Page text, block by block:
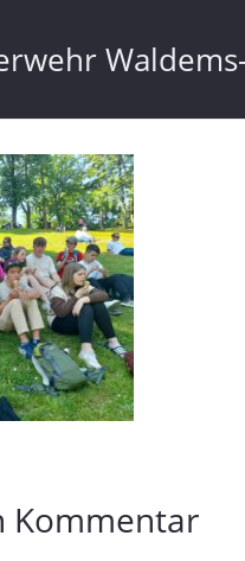
Kommentar